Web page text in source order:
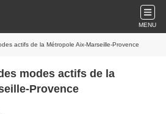
MENU
actifs de la Métropole Aix-Marseille-Provence
modes actifs de la
Provence